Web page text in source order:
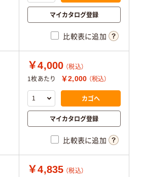
マイカタログ登録
比較表に追加
￥4,000 （税込）
1枚あたり
￥2,000 （税込）
カゴへ
マイカタログ登録
比較表に追加
￥4,835 （税込）